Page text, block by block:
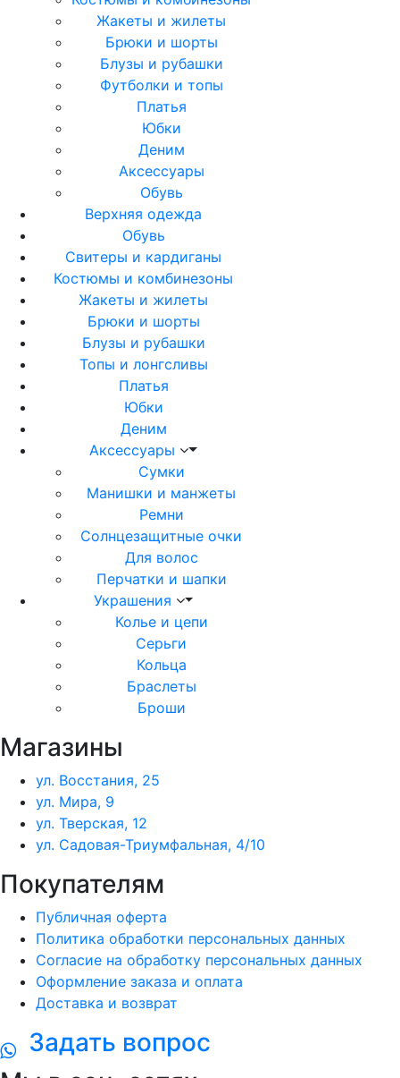
Жакеты и жилеты
Брюки и шорты
Блузы и рубашки
Футболки и топы
Платья
Юбки
Деним
Аксессуары
Обувь
Верхняя одежда
Обувь
Свитеры и кардиганы
Костюмы и комбинезоны
Жакеты и жилеты
Брюки и шорты
Блузы и рубашки
Топы и лонгсливы
Платья
Юбки
Деним
Аксессуары
Сумки
Манишки и манжеты
Ремни
Солнцезащитные очки
Для волос
Перчатки и шапки
Украшения
Колье и цепи
Серьги
Кольца
Браслеты
Броши
Магазины
ул. Восстания, 25
ул. Мира, 9
ул. Тверская, 12
ул. Садовая-Триумфальная, 4/10
Покупателям
Публичная оферта
Политика обработки персональных данных
Согласие на обработку персональных данных
Оформление заказа и оплата
Доставка и возврат
Задать вопрос